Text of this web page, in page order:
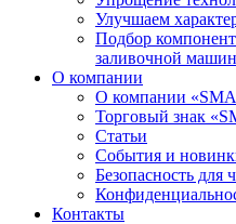
Улучшаем
Подбор
заливочной
О компании
О компании
Торговый знак
Статьи
События и
Безопасность
Контакты